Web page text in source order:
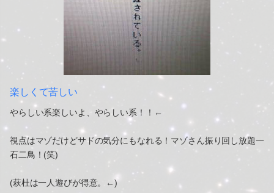
楽しくて苦しい
やらしい系楽しいよ、やらしい系！！←
視点はマゾだけどサドの気分にもなれる！マゾさん振り回し放題一
石二鳥！(笑)
(萩杜は一人遊びが得意。←)